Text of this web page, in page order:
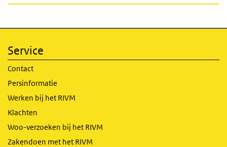
Service
Contact
Persinformatie
Werken bij het RIVM
Klachten
Woo-verzoeken bij het RIVM
Zakendoen met het RIVM